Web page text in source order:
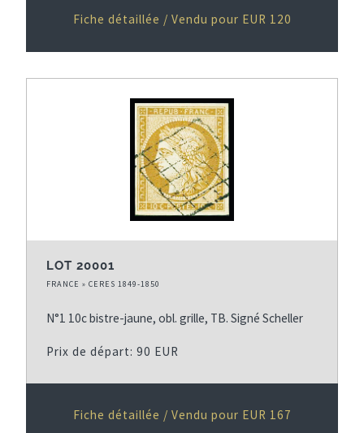
Fiche détaillée / Vendu pour EUR 120
LOT 20001
FRANCE » CERES 1849-1850
N°1 10c bistre-jaune, obl. grille, TB. Signé Scheller
Prix de départ: 90 EUR
Fiche détaillée / Vendu pour EUR 167